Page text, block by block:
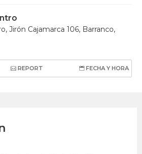
Jirón Cajamarca 106, Barranco,
REPORT FECHA Y HORA